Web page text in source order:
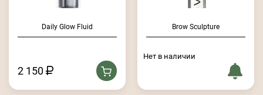
Daily Glow Fluid
2 150
Brow Sculpture
Нет в наличии